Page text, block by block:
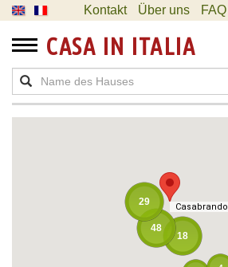
Kontakt Über uns FAQ
CASA IN ITALIA
Casabrando
18
48
29 Casabrando